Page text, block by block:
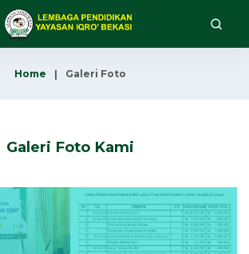
Home Galeri Foto
Galeri Foto Kami